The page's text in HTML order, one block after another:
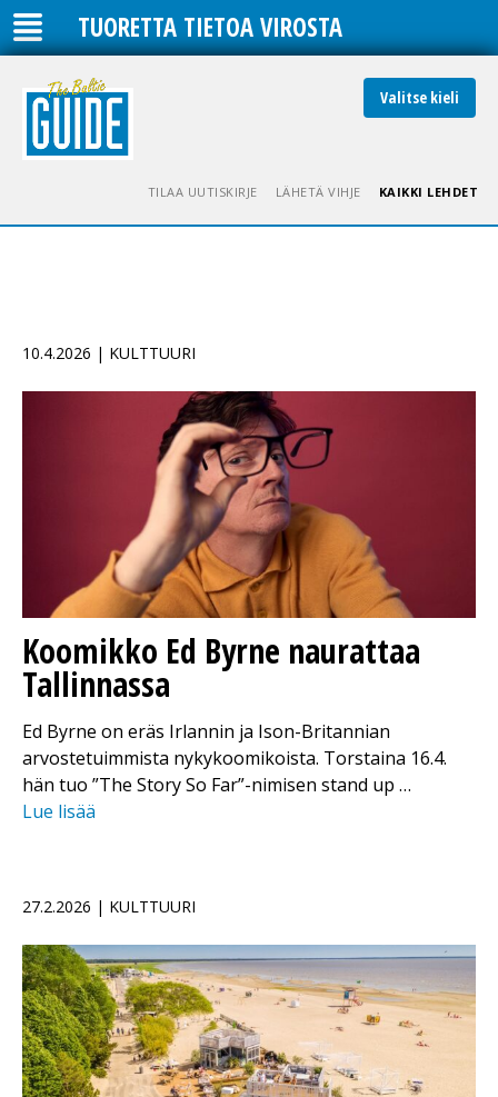
TUORETTA TIETOA VIROSTA
Valitse kieli
TILAA UUTISKIRJE LÄHETÄ VIHJE KAIKKI LEHDET
10.4.2026 | KULTTUURI
Koomikko Ed Byrne naurattaa
Tallinnassa
Ed Byrne on eräs Irlannin ja Ison-Britannian
arvostetuimmista nykykoomikoista. Torstaina 16.4.
hän tuo ”The Story So Far”-nimisen stand up …
Lue lisää
27.2.2026 | KULTTUURI